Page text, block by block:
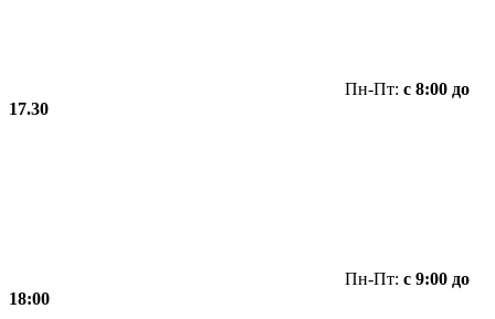
Пн-Пт: с 8:00 до
17.30
Пн-Пт: с 9:00 до
18:00